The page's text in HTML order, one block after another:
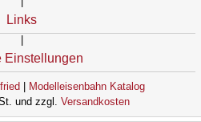
Links
Einstellungen
Modelleisenbahn Katalog
und zzgl. Versandkosten